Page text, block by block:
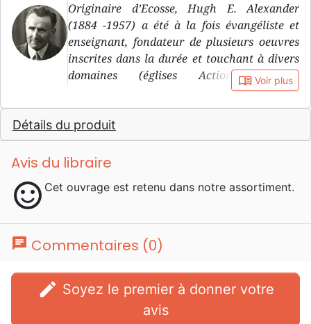
Originaire d’Ecosse, Hugh E. Alexander
(1884 -1957) a été à la fois évangéliste et
enseignant, fondateur de plusieurs oeuvres
inscrites dans la durée et touchant à divers
domaines (églises Action Biblique,
mouvements de jeunesse Action Biblique ,
école biblique devenue Institut biblique de
Genève, édition de Bibles et de littérature par
la Société Biblique de Genève/La Maison de
la Bible) en Europe francophone. Un de ses
d’entreprise».
book_open Voir plus
Détails du produit
Avis du libraire
sentiment_satisfied Cet ouvrage est retenu dans notre assortiment.
chat Commentaires (0)
edit
avis